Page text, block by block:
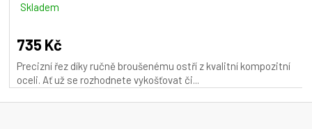
Skladem
735 Kč
Precizní řez díky ručně broušenému ostří z kvalitní kompozitní
oceli. Ať už se rozhodnete vykošťovat či...